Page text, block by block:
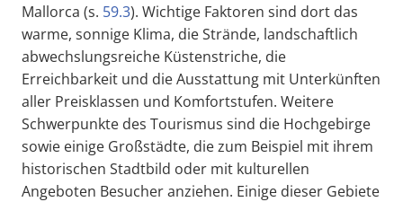
Mallorca (s. 59.3). Wichtige Faktoren sind dort das
warme, sonnige Klima, die Strände, landschaftlich
abwechslungsreiche Küstenstriche, die
Erreichbarkeit und die Ausstattung mit Unterkünften
aller Preisklassen und Komfortstufen. Weitere
Schwerpunkte des Tourismus sind die Hochgebirge
sowie einige Großstädte, die zum Beispiel mit ihrem
historischen Stadtbild oder mit kulturellen
Angeboten Besucher anziehen. Einige dieser Gebiete